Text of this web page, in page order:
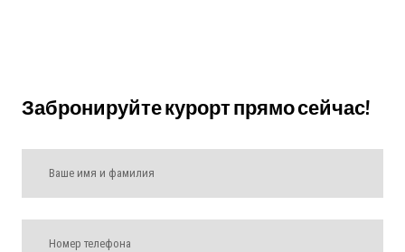
Забронируйте курорт прямо сейчас!